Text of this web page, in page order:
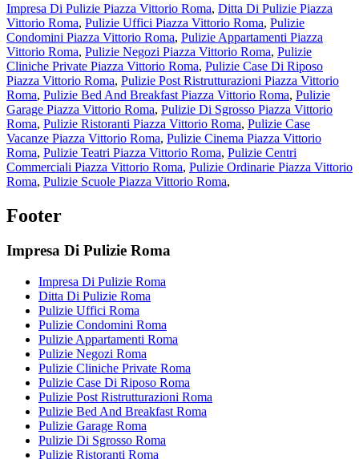
Impresa Di Pulizie Piazza Vittorio Roma, Ditta Di Pulizie Piazza
Vittorio Roma, Pulizie Uffici Piazza Vittorio Roma, Pulizie
Condomini Piazza Vittorio Roma, Pulizie Appartamenti Piazza
Vittorio Roma, Pulizie Negozi Piazza Vittorio Roma, Pulizie
Cliniche Private Piazza Vittorio Roma, Pulizie Case Di Riposo
Piazza Vittorio Roma, Pulizie Post Ristrutturazioni Piazza Vittorio
Roma, Pulizie Bed And Breakfast Piazza Vittorio Roma, Pulizie
Garage Piazza Vittorio Roma, Pulizie Di Sgrosso Piazza Vittorio
Roma, Pulizie Ristoranti Piazza Vittorio Roma, Pulizie Case
Vacanze Piazza Vittorio Roma, Pulizie Cinema Piazza Vittorio
Roma, Pulizie Teatri Piazza Vittorio Roma, Pulizie Centri
Commerciali Piazza Vittorio Roma, Pulizie Ordinarie Piazza Vittorio
Roma, Pulizie Scuole Piazza Vittorio Roma,
Footer
Impresa Di Pulizie Roma
Impresa Di Pulizie Roma
Ditta Di Pulizie Roma
Pulizie Uffici Roma
Pulizie Condomini Roma
Pulizie Appartamenti Roma
Pulizie Negozi Roma
Pulizie Cliniche Private Roma
Pulizie Case Di Riposo Roma
Pulizie Post Ristrutturazioni Roma
Pulizie Bed And Breakfast Roma
Pulizie Garage Roma
Pulizie Di Sgrosso Roma
Pulizie Ristoranti Roma